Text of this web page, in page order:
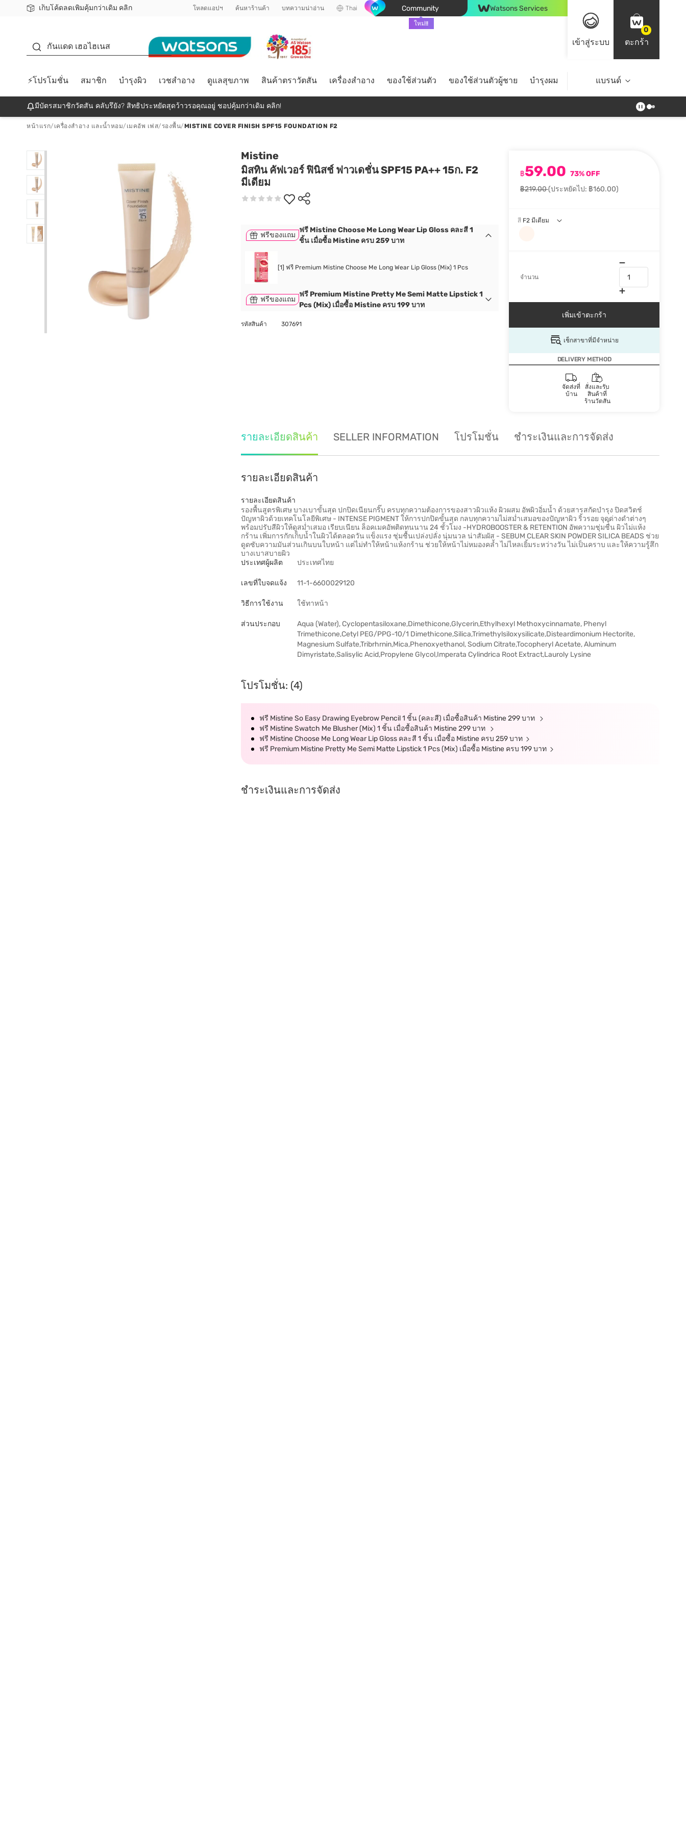
เก็บโค้ดลดเพิ่มคุ้มกว่าเดิม คลิก
ชอปออนไลน์ครั้งแรก ลดเพิ่มจุก ๆ 10%! 🎉
📦ส่งฟรี! เมื่อชอป 499฿
สมาชิกวัตสัน คลับดียังไง? โหลดแอปฯ ค้นหาร้านค้า บทความน่าอ่าน Thai Community
ใหม่!!
Watsons Services
เข้าสู่ระบบ
0
ตะกร้า
กันแดด เฮอไฮเนส
⚡โปรโมชั่น สมาชิก บำรุงผิว เวชสำอาง ดูแลสุขภาพ สินค้าตราวัตสัน เครื่องสำอาง ของใช้ส่วนตัว ของใช้ส่วนตัวผู้ชาย บำรุงผม ไลฟ์สไตล์ Top Brands
แบรนด์
มีบัตรสมาชิกวัตสัน คลับรึยัง? สิทธิประหยัดสุดว้าวรอคุณอยู่ ชอปคุ้มกว่าเดิม คลิก!
หน้าแรก/ เครื่องสำอาง และน้ำหอม/ เมคอัพ เฟส/ รองพื้น/MISTINE COVER FINISH SPF15 FOUNDATION F2
Mistine
มิสทิน คัฟเวอร์ ฟินิสช์ ฟาวเดชั่น SPF15 PA++ 15ก. F2
มีเดียม
฿59.00 73% OFF
฿219.00(ประหยัดไป: ฿160.00)
สี F2 มีเดียม
จำนวน
เพิ่มเข้าตะกร้า
เช็กสาขาที่มีจำหน่าย
DELIVERY METHOD
จัดส่งที่
บ้าน
สั่งและรับ
สินค้าที่
ร้านวัตสัน
ฟรีของแถม
ฟรี Mistine Choose Me Long Wear Lip Gloss คละสี 1
ชิ้น เมื่อซื้อ Mistine ครบ 259 บาท
[1] ฟรี Premium Mistine Choose Me Long Wear Lip Gloss (Mix) 1 Pcs
ฟรีของแถม
ฟรี Premium Mistine Pretty Me Semi Matte Lipstick 1
Pcs (Mix) เมื่อซื้อ Mistine ครบ 199 บาท
รหัสสินค้า 307691
รายละเอียดสินค้า SELLER INFORMATION โปรโมชั่น ชำระเงินและการจัดส่ง
รายละเอียดสินค้า
รายละเอียดสินค้า
รองพื้นสูตรพิเศษ บางเบาขั้นสุด ปกปิดเนียนกริ๊บ ครบทุกความต้องการของสาวผิวแห้ง ผิวผสม อัพผิวอิ่มน้ำ ด้วยสารสกัดบำรุง ปิดสวิตช์
ปัญหาผิวด้วยเทคโนโลยีพิเศษ - INTENSE PIGMENT ให้การปกปิดขั้นสุด กลบทุกความไม่สม่ำเสมอของปัญหาผิว ริ้วรอย จุดด่างดำต่างๆ
พร้อมปรับสีผิวให้ดูสม่ำเสมอ เรียบเนียน ล็อคเมคอัพติดทนนาน 24 ชั้วโมง -HYDROBOOSTER & RETENTION อัพความชุ่มชื่้น ผิวไม่แห้ง
กร้าน เพิ่มการกักเก็บน้ำในผิวได้ตลอดวัน แข็งแรง ชุ่มชื้นเปล่งปลั่ง นุ่มนวล น่าสัมผัส - SEBUM CLEAR SKIN POWDER SILICA BEADS ช่วย
ดูดซับความมันส่วนเกินบนใบหน้า แต่ไม่ทำให้หน้าแห้งกร้าน ช่วยให้หน้าไม่หมองคล้ำ ไม่ไหลเยิ้มระหว่างวัน ไม่เป็นคราบ และให้ความรู้สึก
บางเบาสบายผิว
ประเทศผู้ผลิต
ประเทศไทย
เลขที่ใบจดแจ้ง 11-1-6600029120
วิธีการใช้งาน ใช้ทาหน้า
ส่วนประกอบ
Aqua (Water), Cyclopentasiloxane,Dimethicone,Glycerin,Ethylhexyl Methoxycinnamate, Phenyl
Trimethicone,Cetyl PEG/PPG-10/1 Dimethicone,Silica,Trimethylsiloxysilicate,Disteardimonium Hectorite,
Magnesium Sulfate,Tribrhrnin,Mica,Phenoxyethanol, Sodium Citrate,Tocopheryl Acetate, Aluminum
Dimyristate,Salisylic Acid,Propylene Glycol,Imperata Cylindrica Root Extract,Lauroly Lysine
โปรโมชั่น: (4)
ฟรี Mistine So Easy Drawing Eyebrow Pencil 1 ชิ้น (คละสี) เมื่อซื้อสินค้า Mistine 299 บาท
ฟรี Mistine Swatch Me Blusher (Mix) 1 ชิ้น เมื่อชื้อสินค้า Mistine 299 บาท
ฟรี Mistine Choose Me Long Wear Lip Gloss คละสี 1 ชิ้น เมื่อซื้อ Mistine ครบ 259 บาท
ฟรี Premium Mistine Pretty Me Semi Matte Lipstick 1 Pcs (Mix) เมื่อซื้อ Mistine ครบ 199 บาท
ชำระเงินและการจัดส่ง